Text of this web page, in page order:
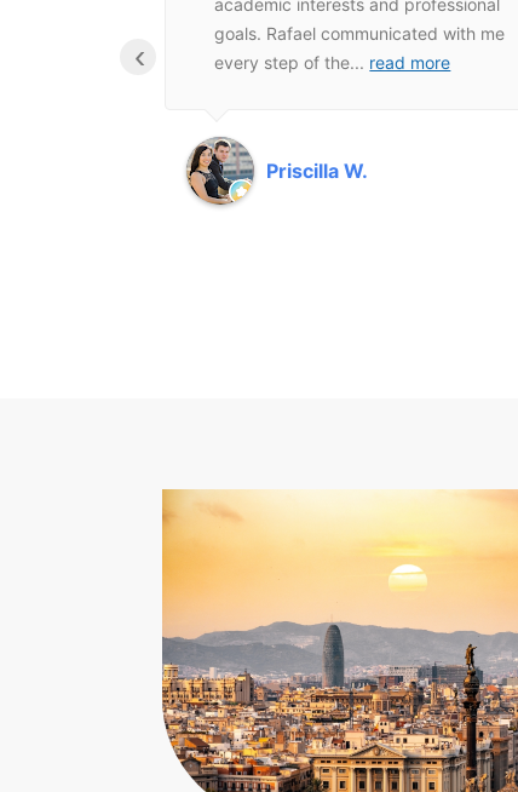
academic interests and professional
goals. Rafael communicated with me
every step of the... read more
Priscilla W.
‹